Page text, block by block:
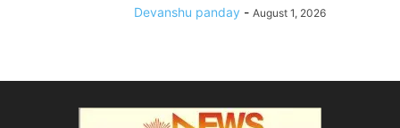
Devanshu panday - August 1, 2026